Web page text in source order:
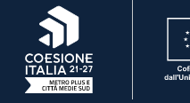
, apre in una nuova scheda